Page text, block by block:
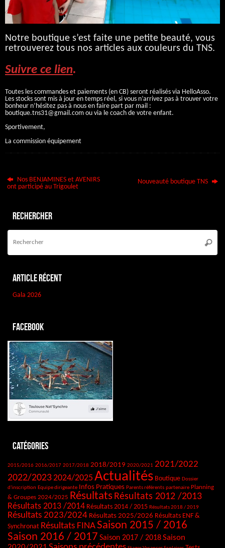
Notre boutique s’est faite une petite beauté, vous
retrouverez tous nos articles aux couleurs du TNS.
Suivre ce lien.
Toutes les commandes et paiements (en CB) seront réalisés via HelloAsso.
Les stocks sont mis à jour en temps réel, si vous n’arrivez pas à trouver votre
bonheur n’hésitez pas à nous en faire part par mail :
boutique.tns31@gmail.com ou via le coach de votre enfant.
Sportivement,
La commission équipement
Nos BENJAMINES et AVENIRS
ont participé au Trigoulet
Nouveauté boutique TNS
Rechercher
Article récent
Gala 2026
Facebook
Catégories
2015/2016 2016/2017 2017/2018 2018/2019 2020/2021 2021/2022
2022/20232024/2025 Actualités Boutique Dossier
d'inscription Equipe dirigeante Infos Pratiques Parents référents partenaire Planning
& Groupes 2024/2025 Résultats Résultats 2012 /2013
Résultats 2013 /2014 Résultats 2014 / 2015 Résultats 2018 / 2019
Résultats 2023/2024 Résultats 2025/2026 Résultats ENF &
Synchronat Résultats FINASaison 2015 / 2016
Saison 2016 / 2017 Saison 2017 / 2018Saison